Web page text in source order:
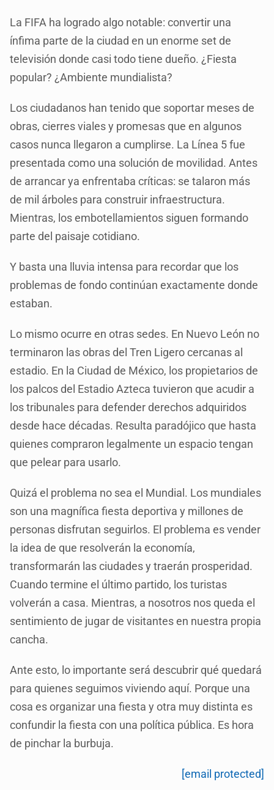
La FIFA ha logrado algo notable: convertir una
ínfima parte de la ciudad en un enorme set de
televisión donde casi todo tiene dueño. ¿Fiesta
popular? ¿Ambiente mundialista?
Los ciudadanos han tenido que soportar meses de
obras, cierres viales y promesas que en algunos
casos nunca llegaron a cumplirse. La Línea 5 fue
presentada como una solución de movilidad. Antes
de arrancar ya enfrentaba críticas: se talaron más
de mil árboles para construir infraestructura.
Mientras, los embotellamientos siguen formando
parte del paisaje cotidiano.
Y basta una lluvia intensa para recordar que los
problemas de fondo continúan exactamente donde
estaban.
Lo mismo ocurre en otras sedes. En Nuevo León no
terminaron las obras del Tren Ligero cercanas al
estadio. En la Ciudad de México, los propietarios de
los palcos del Estadio Azteca tuvieron que acudir a
los tribunales para defender derechos adquiridos
desde hace décadas. Resulta paradójico que hasta
quienes compraron legalmente un espacio tengan
que pelear para usarlo.
Quizá el problema no sea el Mundial. Los mundiales
son una magnífica fiesta deportiva y millones de
personas disfrutan seguirlos. El problema es vender
la idea de que resolverán la economía,
transformarán las ciudades y traerán prosperidad.
Cuando termine el último partido, los turistas
volverán a casa. Mientras, a nosotros nos queda el
sentimiento de jugar de visitantes en nuestra propia
cancha.
Ante esto, lo importante será descubrir qué quedará
para quienes seguimos viviendo aquí. Porque una
cosa es organizar una fiesta y otra muy distinta es
confundir la fiesta con una política pública. Es hora
de pinchar la burbuja.
[email protected]